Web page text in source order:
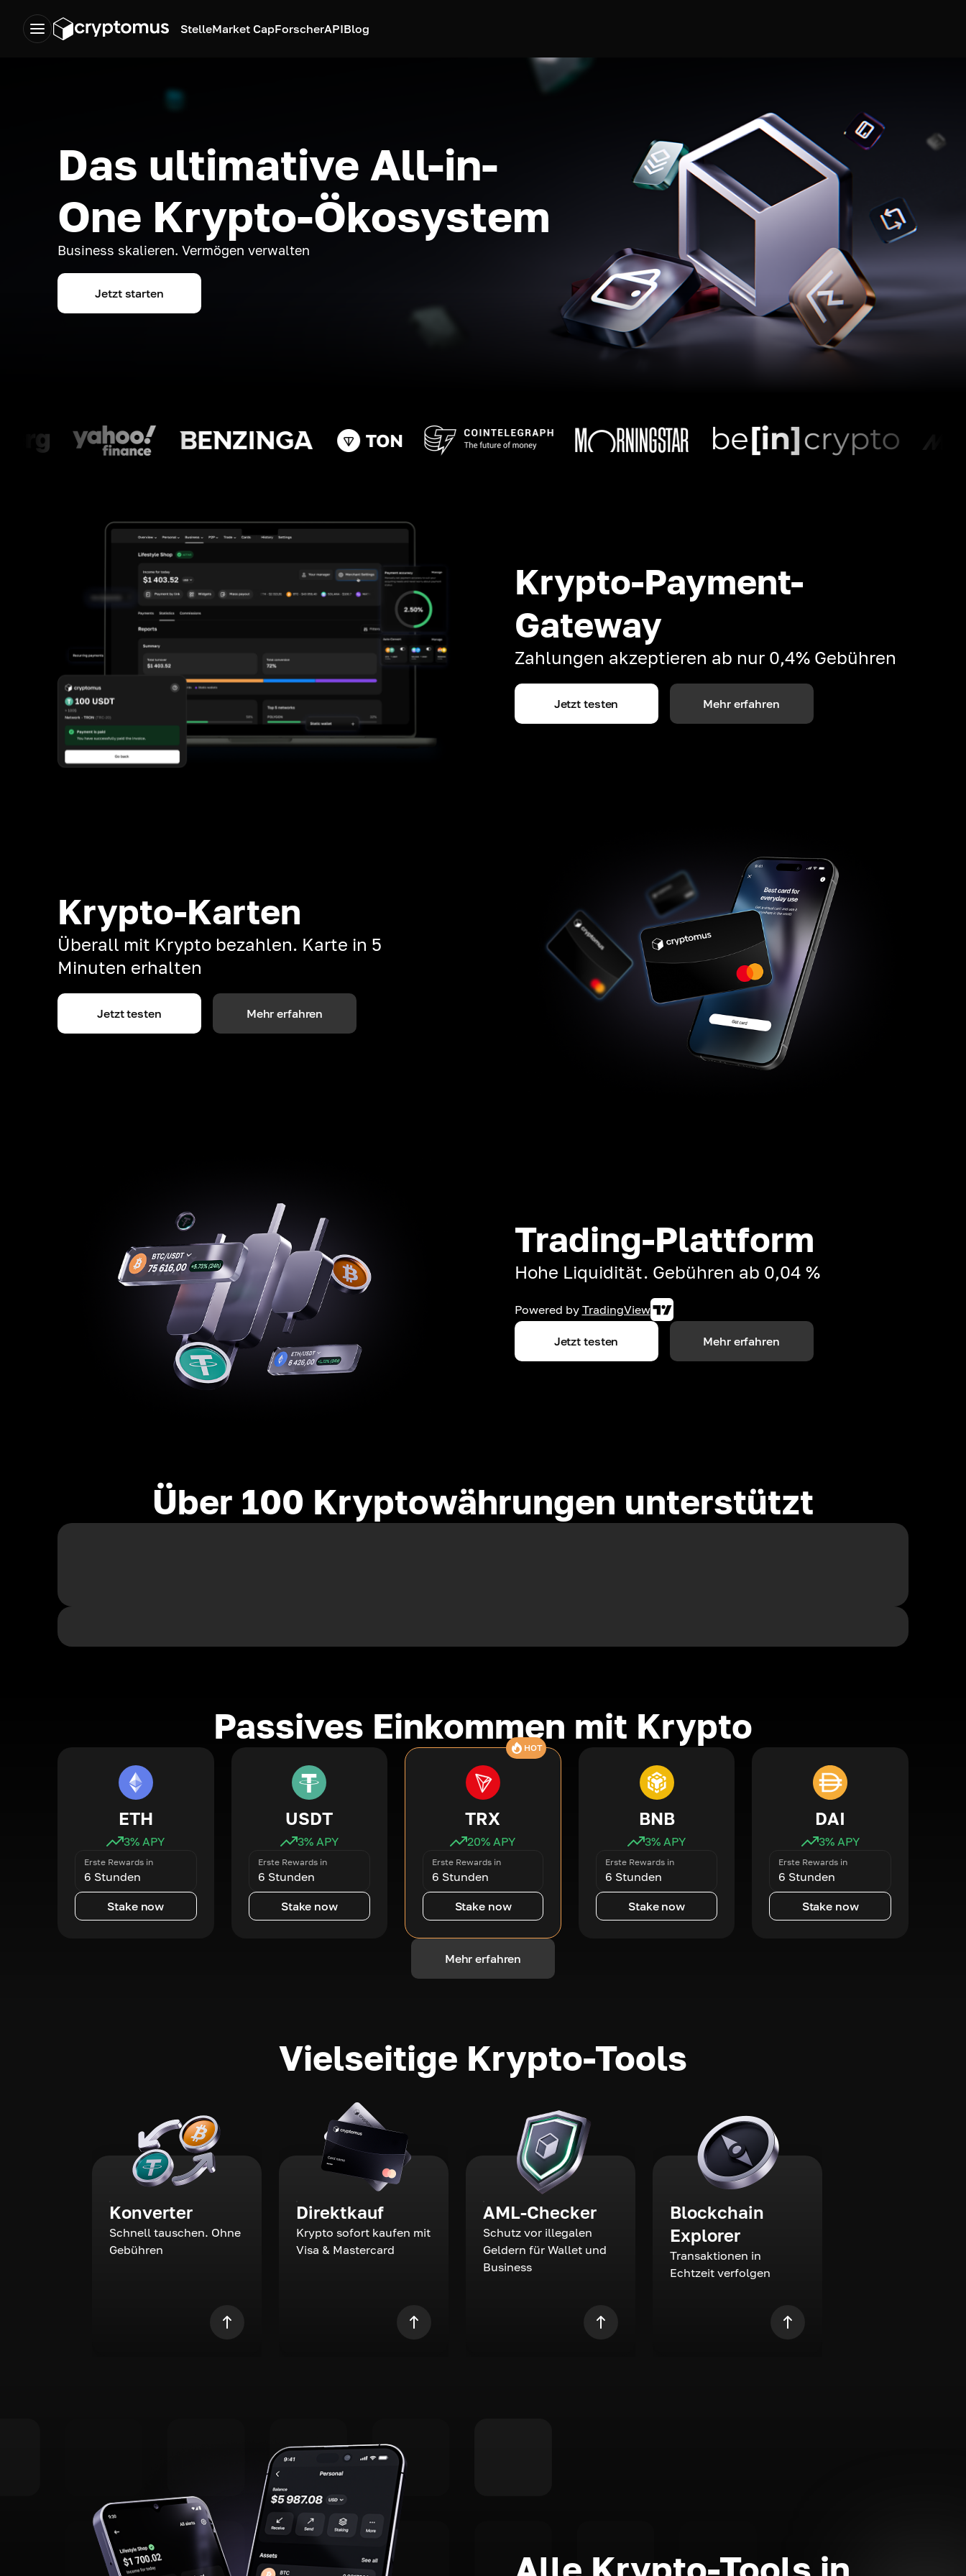
StelleMarket CapForscherAPIBlog
Das ultimative All-in-
One Krypto-Ökosystem
Business skalieren. Vermögen verwalten
Jetzt starten
Krypto-Payment-
Gateway
Zahlungen akzeptieren ab nur 0,4% Gebühren
Jetzt testen Mehr erfahren
Krypto-Karten
Überall mit Krypto bezahlen. Karte in 5
Minuten erhalten
Jetzt testen Mehr erfahren
Trading-Plattform
Hohe Liquidität. Gebühren ab 0,04 %
Powered by TradingView
Jetzt testen Mehr erfahren
Über 100 Kryptowährungen unterstützt
Passives Einkommen mit Krypto
ETH
3% APY
Erste Rewards in
6 Stunden
Stake now
USDT
3% APY
Erste Rewards in
6 Stunden
Stake now
HOT
TRX
20% APY
Erste Rewards in
6 Stunden
Stake now
BNB
3% APY
Erste Rewards in
6 Stunden
Stake now
DAI
3% APY
Erste Rewards in
6 Stunden
Stake now
Mehr erfahren
Vielseitige Krypto-Tools
Konverter
Schnell tauschen. Ohne
Gebühren
Direktkauf
Krypto sofort kaufen mit
Visa & Mastercard
AML-Checker
Schutz vor illegalen
Geldern für Wallet und
Business
Blockchain
Explorer
Transaktionen in
Echtzeit verfolgen